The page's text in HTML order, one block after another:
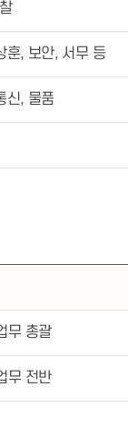
훈, 보안, 서무 등
신, 물품
무 총괄
무 전반